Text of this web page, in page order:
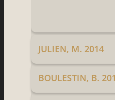
JULIEN, M. 2014
BOULESTIN, B.